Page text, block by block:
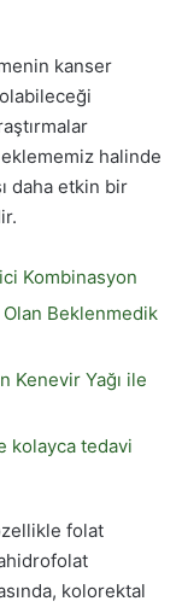
kanser
halinde
daha etkin bir
Kombinasyon
Beklenmedik
Kenevir Yağı ile
kolayca tedavi
folat
kolorektal